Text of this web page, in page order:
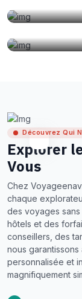
Découvrez Qui
Explorer
Vous
Chez
chaque
des voyages
hôtels et des
conseillers, des
nous
personnalisée et
magnifiquement